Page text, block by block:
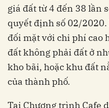
giá đất từ 4 đến 38 lần
quyết định số 02/
đối mặt với chi phí cao
đất không phải đất ở
kho bãi, hoặc khu đất
của thành phố.
Tại Chương trình Cafe